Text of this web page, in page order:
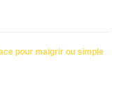
pour maigrir ou simple